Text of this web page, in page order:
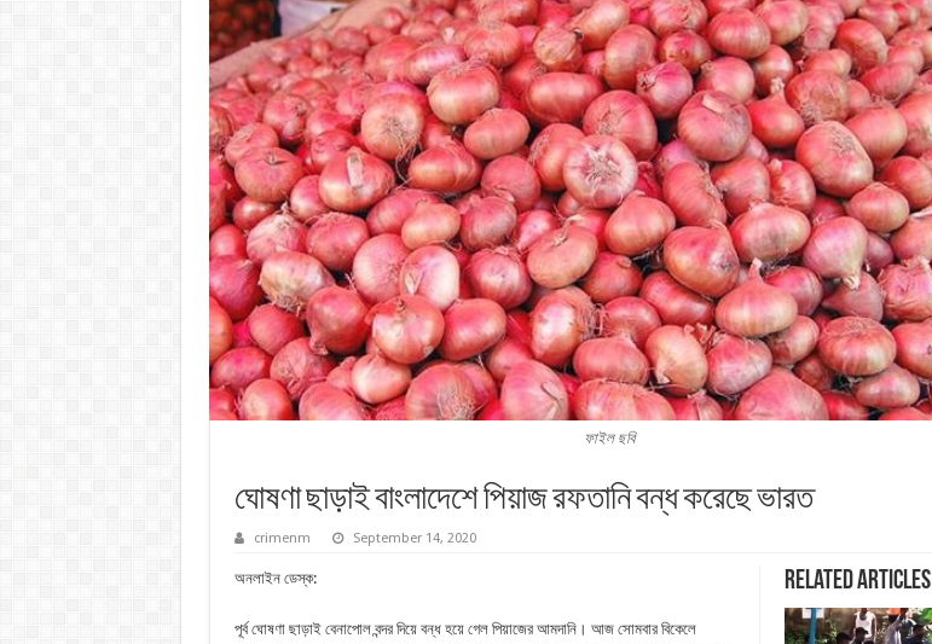
ফাইল ছবি
ঘোষণা ছাড়াই বাংলাদেশে পিয়াজ রফতানি বন্ধ করেছে ভারত
crimenm September 14, 2020
Related Articles
অনলাইন ডেস্ক:
পূর্ব ঘোষণা ছাড়াই বেনাপোল বন্দর দিয়ে বন্ধ হয়ে গেল পিয়াজের আমদানি। আজ সোমবার বিকেলে